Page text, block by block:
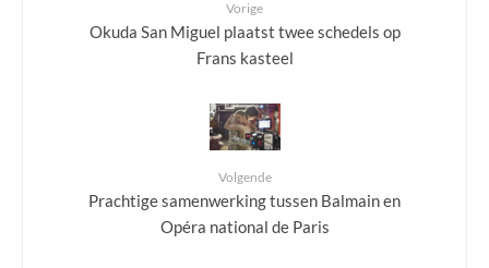
Vorige
Okuda San Miguel plaatst twee schedels op
Frans kasteel
Volgende
Prachtige samenwerking tussen Balmain en
Opéra national de Paris